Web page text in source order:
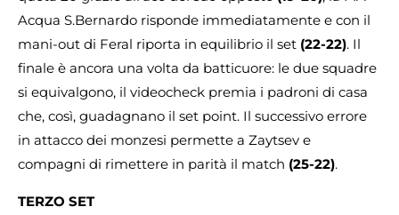
Acqua S.Bernardo risponde immediatamente e con il
mani-out di Feral riporta in equilibrio il set (22-22). Il
finale è ancora una volta da batticuore: le due squadre
si equivalgono, il videocheck premia i padroni di casa
che, così, guadagnano il set point. Il successivo errore
in attacco dei monzesi permette a Zaytsev e
compagni di rimettere in parità il match (25-22).
TERZO SET